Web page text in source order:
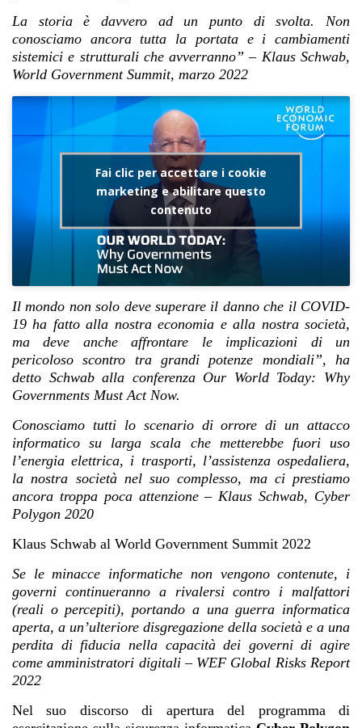
La storia è davvero ad un punto di svolta. Non
conosciamo ancora tutta la portata e i cambiamenti
sistemici e strutturali che avverranno” – Klaus Schwab,
World Government Summit, marzo 2022
Fai clic per accettare i cookie
marketing e abilitare questo
contenuto
Il mondo non solo deve superare il danno che il COVID-
19 ha fatto alla nostra economia e alla nostra società,
ma deve anche affrontare le implicazioni di un
pericoloso scontro tra grandi potenze mondiali”, ha
detto Schwab alla conferenza Our World Today: Why
Governments Must Act Now.
Conosciamo tutti lo scenario di orrore di un attacco
informatico su larga scala che metterebbe fuori uso
l’energia elettrica, i trasporti, l’assistenza ospedaliera,
la nostra società nel suo complesso, ma ci prestiamo
ancora troppa poca attenzione – Klaus Schwab, Cyber
Polygon 2020
Klaus Schwab al World Government Summit 2022
Se le minacce informatiche non vengono contenute, i
governi continueranno a rivalersi contro i malfattori
(reali o percepiti), portando a una guerra informatica
aperta, a un’ulteriore disgregazione della società e a una
perdita di fiducia nella capacità dei governi di agire
come amministratori digitali – WEF Global Risks Report
2022
Nel suo discorso di apertura del programma di